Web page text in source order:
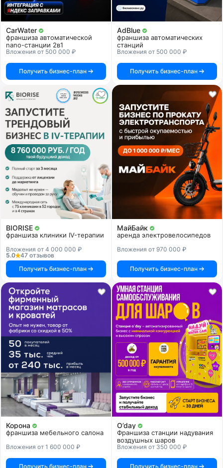
CarWater
франшиза автоматической
nano-станции 2в1
Вложения от 500 000 ₽
Получить бизнес-план
AdBlue
франшиза автоматических
станций
Вложения от 500 000 ₽
Получить бизнес-план
BIORISE
франшиза клиники IV-терапии
Вложения от 4 000 000 ₽
5.0
47 отзывов
Получить бизнес-план
МайБайк
аренда электровелосипедов
Вложения от 970 000 ₽
Получить бизнес-план
Корона
франшиза мебельного салона
Вложения от 1 600 000 ₽
Получить бизнес-план
O’day
Франшиза станции надувания
воздушных шаров
Вложения от 350 000 ₽
Получить бизнес-план